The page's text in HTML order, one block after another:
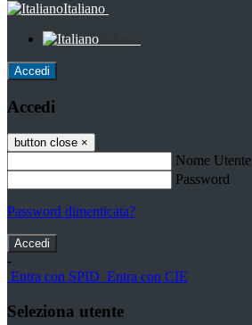
Italiano
Accedi
Accedi
button close ×
Nome Utente
Password
Password dimenticata?
-
Entra con SPID Entra con CIE
Seleziona utente